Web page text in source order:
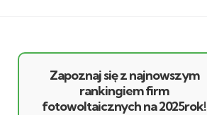
Zapoznaj się z najnowszym
rankingiem firm
fotowoltaicznych na 2025rok!